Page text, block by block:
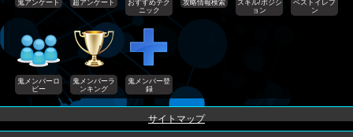
鬼アンケート 超アンケート
おすすめテク
ニック
攻略情報検索
スキル/ポジシ
ョン
ベストイレブ
ン
鬼メンバーロ
ビー
鬼メンバーラ
ンキング
鬼メンバー登
録
サイトマップ